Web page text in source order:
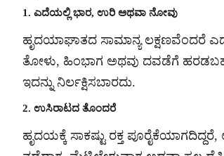
1. ಎದೆಯಲ್ಲಿ ಭಾರ, ಉರಿ ಅಥವಾ ನೋವು
ಹೃದಯಾಘಾತದ ಸಾಮಾನ್ಯ ಲಕ್ಷಣವೆಂದರೆ
ತೋಳು, ಹಿಂಭಾಗ ಅಥವು ದವಡೆಗೆ
ಇದನ್ನು ನಿರ್ಲಕ್ಷಿಸಬಾರದು.
2. ಉಸಿರಾಟದ ತೊಂದರೆ
ಹೃದಯಕ್ಕೆ ಸಾಕಷ್ಟು ರಕ್ತ